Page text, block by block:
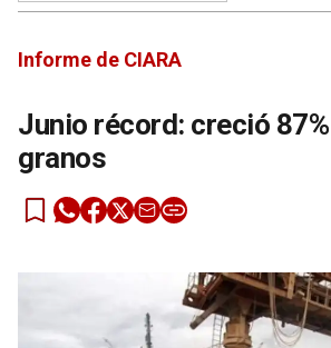
Informe de CIARA
Junio récord: creció
granos